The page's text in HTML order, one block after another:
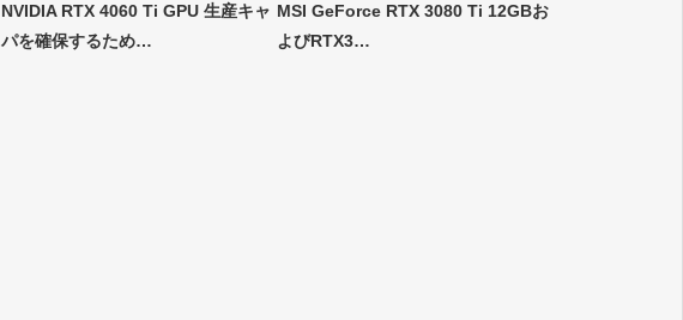
NVIDIA RTX 4060 Ti GPU 生産キャ
パを確保するため…
MSI GeForce RTX 3080 Ti 12GBお
よびRTX3…